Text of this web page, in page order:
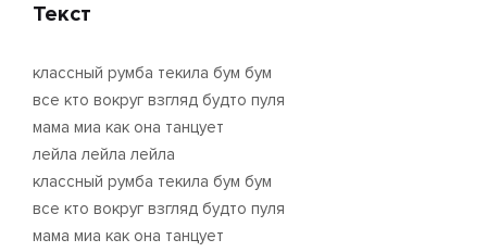
Текст
классный румба текила бум бум
все кто вокруг взгляд будто пуля
мама миа как она танцует
лейла лейла лейла
классный румба текила бум бум
все кто вокруг взгляд будто пуля
мама миа как она танцует